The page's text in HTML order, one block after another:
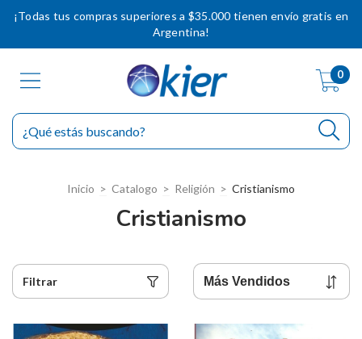
¡Todas tus compras superiores a $35.000 tienen envío gratis en
Argentina!
0
Inicio > Catalogo > Religión > Cristianismo
Cristianismo
Filtrar